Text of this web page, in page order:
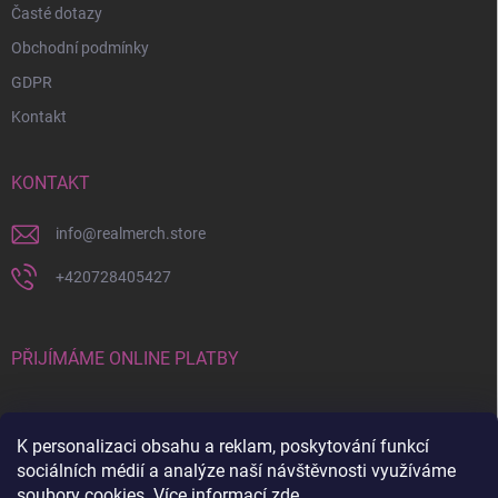
K personalizaci obsahu a reklam, poskytování funkcí
sociálních médií a analýze naší návštěvnosti využíváme
Časté dotazy
Obchodní podmínky
GDPR
Kontakt
KONTAKT
info@realmerch.store
+420728405427
PŘIJÍMÁME ONLINE PLATBY